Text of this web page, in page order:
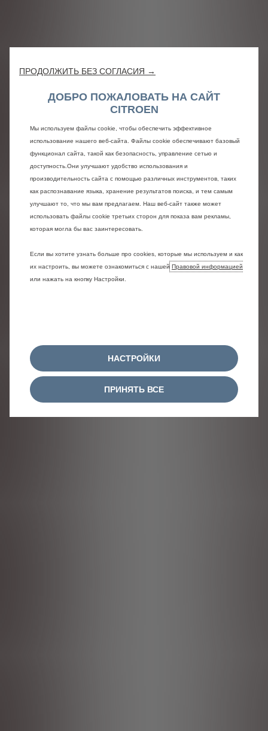
ПРОДОЛЖИТЬ БЕЗ СОГЛАСИЯ →
ДОБРО ПОЖАЛОВАТЬ НА САЙТ
CITROEN
Мы используем файлы cookie, чтобы обеспечить эффективное
использование нашего веб-сайта. Файлы cookie обеспечивают базовый
функционал сайта, такой как безопасность, управление сетью и
доступность.Они улучшают удобство использования и
производительность сайта с помощью различных инструментов, таких
как распознавание языка, хранение результатов поиска, и тем самым
улучшают то, что мы вам предлагаем. Наш веб-сайт также может
использовать файлы cookie третьих сторон для показа вам рекламы,
которая могла бы вас заинтересовать.
Если вы хотите узнать больше про cookies, которые мы используем и как
их настроить, вы можете ознакомиться с нашей Правовой информацией
или нажать на кнопку Настройки.
НАСТРОЙКИ
ПРИНЯТЬ ВСЕ